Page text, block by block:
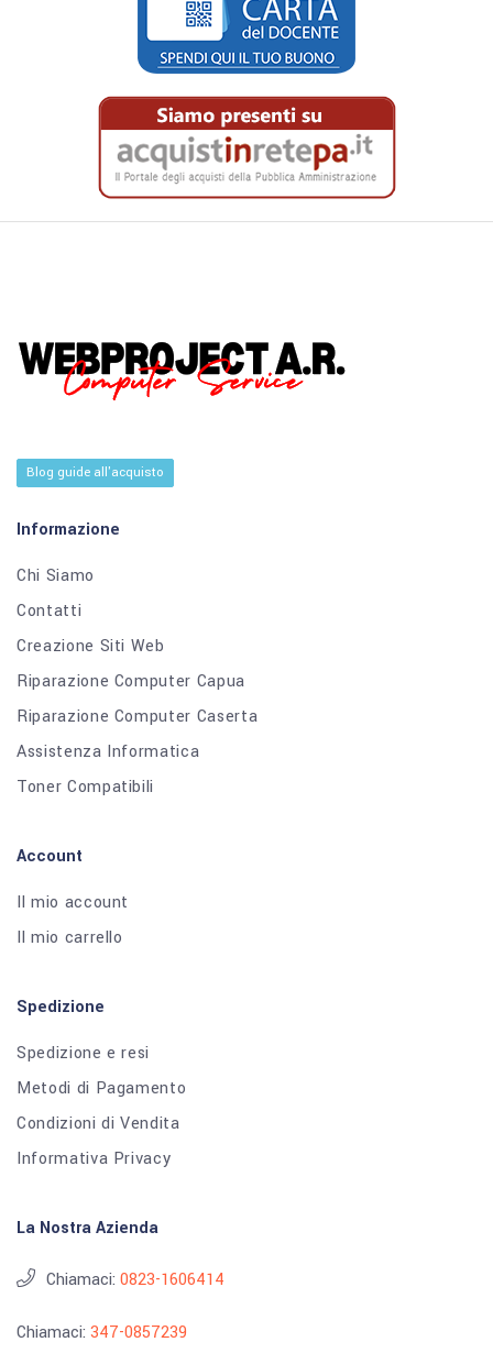
Blog guide all'acquisto
Informazione
Chi Siamo
Contatti
Creazione Siti Web
Riparazione Computer Capua
Riparazione Computer Caserta
Assistenza Informatica
Toner Compatibili
Account
Il mio account
Il mio carrello
Spedizione
Spedizione e resi
Metodi di Pagamento
Condizioni di Vendita
Informativa Privacy
La Nostra Azienda
Chiamaci: 0823-1606414
Chiamaci: 347-0857239